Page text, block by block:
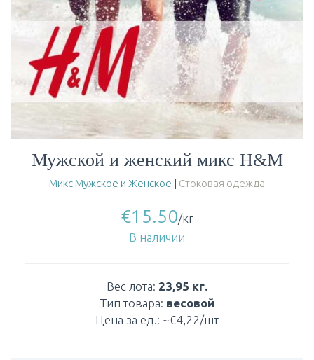
Мужской и женский микс H&M
Микс Мужское и Женское | Стоковая одежда
€15.50/кг
В наличии
Вес лота: 23,95 кг.
Тип товара: весовой
Цена за ед.: ~€4,22/шт